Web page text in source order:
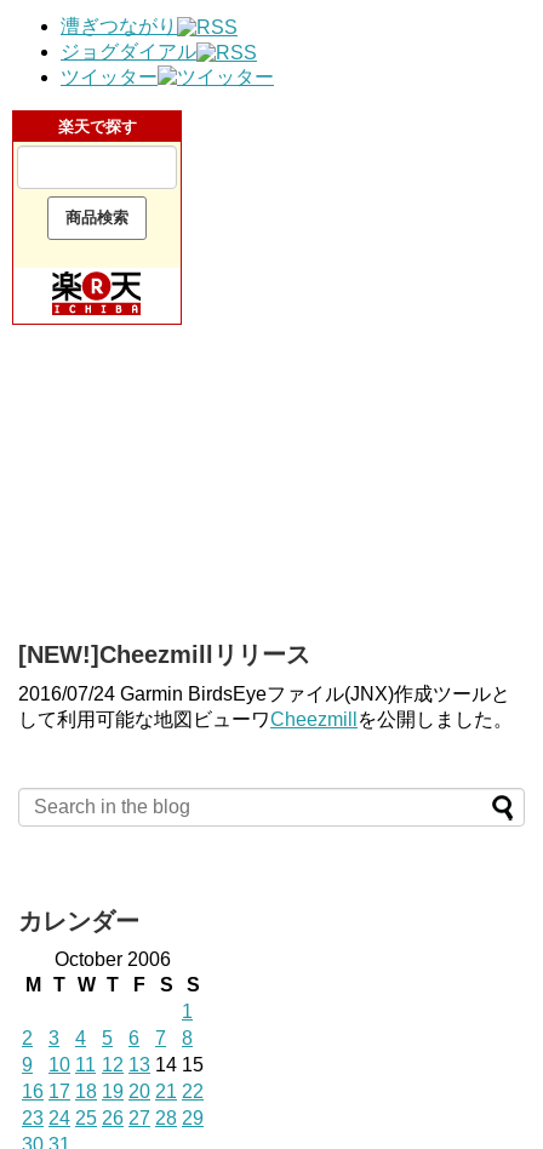
漕ぎつながり
ジョグダイアル
ツイッター
楽天で探す
[NEW!]Cheezmillリリース
2016/07/24 Garmin BirdsEyeファイル(JNX)作成ツールと
して利用可能な地図ビューワCheezmill を公開しました。
カレンダー
October 2006
M
T W T F S
S
1
2
3 4 5 6 7
8
9
10 11 12 13 14 15
16 17 18 19 20 21 22
23 24 25 26 27 28 29